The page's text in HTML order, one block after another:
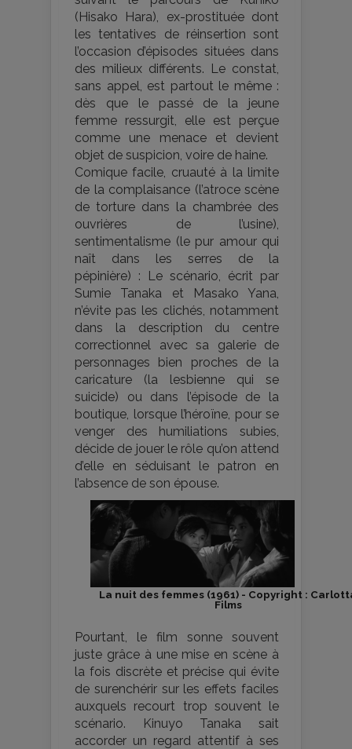
(Hisako Hara), ex-prostituée dont
les tentatives de réinsertion sont
l’occasion d’épisodes situées dans
des milieux différents. Le constat,
sans appel, est partout le même :
dès que le passé de la jeune
femme ressurgit, elle est perçue
comme une menace et devient
objet de suspicion, voire de haine.
Comique facile, cruauté à la limite
de la complaisance (l’atroce scène
de torture dans la chambrée des
ouvrières de l’usine),
sentimentalisme (le pur amour qui
naît dans les serres de la
pépinière) : Le scénario, écrit par
Sumie Tanaka et Masako Yana,
n’évite pas les clichés, notamment
dans la description du centre
correctionnel avec sa galerie de
personnages bien proches de la
caricature (la lesbienne qui se
suicide) ou dans l’épisode de la
boutique, lorsque l’héroïne, pour se
venger des humiliations subies,
décide de jouer le rôle qu’on attend
d’elle en séduisant le patron en
l’absence de son épouse.
La nuit des femmes (1961) - Copyright :
Films
Pourtant, le film sonne souvent
juste grâce à une mise en scène à
la fois discrète et précise qui évite
de surenchérir sur les effets faciles
auxquels recourt trop souvent le
scénario. Kinuyo Tanaka sait
accorder un regard attentif à ses